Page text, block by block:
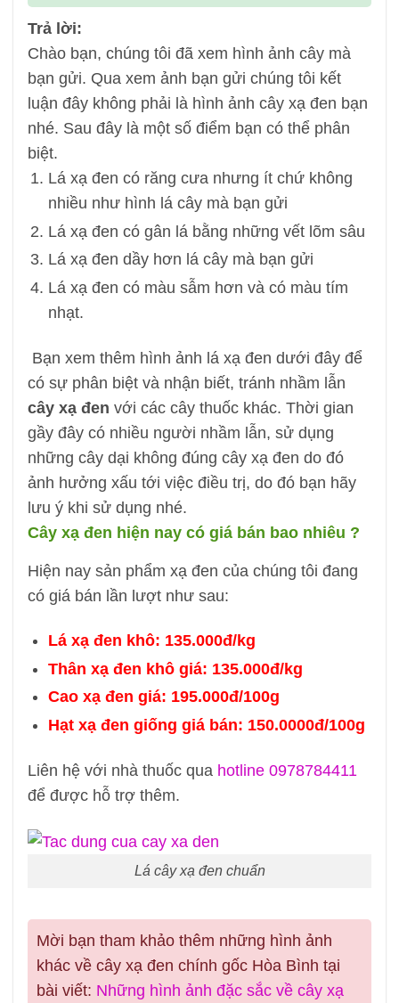
Trả lời:
Chào bạn, chúng tôi đã xem hình ảnh cây mà
bạn gửi. Qua xem ảnh bạn gửi chúng tôi kết
luận đây không phải là hình ảnh cây xạ đen bạn
nhé. Sau đây là một số điểm bạn có thể phân
biệt.
Lá xạ đen có răng cưa nhưng ít chứ không
nhiều như hình lá cây mà bạn gửi
Lá xạ đen có gân lá bằng những vết lõm sâu
Lá xạ đen dầy hơn lá cây mà bạn gửi
Lá xạ đen có màu sẫm hơn và có màu tím
nhạt.
Bạn xem thêm hình ảnh lá xạ đen dưới đây để
có sự phân biệt và nhận biết, tránh nhầm lẫn
cây xạ đen với các cây thuốc khác. Thời gian
gầy đây có nhiều người nhầm lẫn, sử dụng
những cây dại không đúng cây xạ đen do đó
ảnh hưởng xấu tới việc điều trị, do đó bạn hãy
lưu ý khi sử dụng nhé.
Cây xạ đen hiện nay có giá bán bao nhiêu ?
Hiện nay sản phẩm xạ đen của chúng tôi đang
có giá bán lần lượt như sau:
Lá xạ đen khô: 135.000đ/kg
Thân xạ đen khô giá: 135.000đ/kg
Cao xạ đen giá: 195.000đ/100g
Hạt xạ đen giống giá bán: 150.0000đ/100g
Liên hệ với nhà thuốc qua hotline 0978784411
để được hỗ trợ thêm.
Lá cây xạ đen chuẩn
Mời bạn tham khảo thêm những hình ảnh
khác về cây xạ đen chính gốc Hòa Bình tại
bài viết: Những hình ảnh đặc sắc về cây xạ